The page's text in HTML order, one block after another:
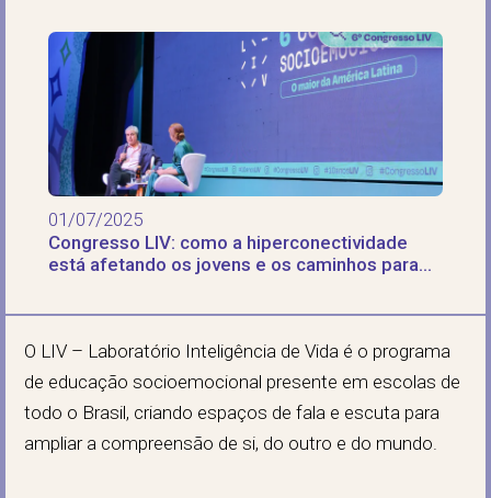
01/07/2025
Congresso LIV: como a hiperconectividade
está afetando os jovens e os caminhos para
O LIV – Laboratório Inteligência de Vida é o programa
de educação socioemocional presente em escolas de
todo o Brasil, criando espaços de fala e escuta para
ampliar a compreensão de si, do outro e do mundo.